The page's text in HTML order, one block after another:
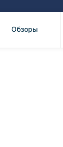
Обзоры